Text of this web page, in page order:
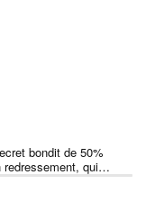
bondit de 50%
redressement, qui
prévisions annuelles